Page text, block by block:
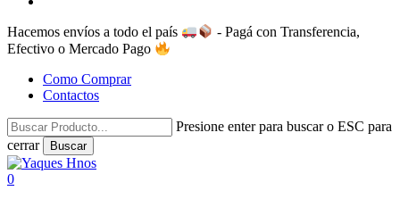
Hacemos envíos a todo el país
- Pagá con Transferencia,
Efectivo o Mercado Pago
Como Comprar
Contactos
Presione enter para buscar o ESC para
cerrar
Buscar
Close
Search
search
account
0